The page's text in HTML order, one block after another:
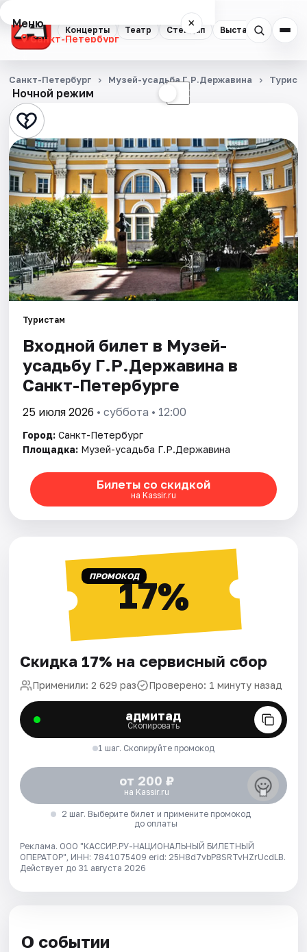
Концерты Театр Стендап Выставки
Меню ×
Санкт-Петербург
Концерты
Театр
Стендап
Выставки
Квесты
Экскурсии
Спорт
События
Города
Площадки
Артисты
Рейтинги
Ночной режим ☾
Санкт-Петербург Музей-усадьба Г.Р.Державина
Туристам
Входной билет в Музей-
усадьбу Г.Р.Державина в
Санкт-Петербурге
25 июля 2026 • суббота • 12:00
Город: Санкт-Петербург
Площадка: Музей-усадьба Г.Р.Державина
Билеты со скидкой
на Kassir.ru
ПРОМОКОД17%
Скидка 17% на сервисный сбор
Применили: 2 629 раз Проверено: 1 минуту назад
адмитад
Скопировать
1 шаг. Скопируйте промокод
от 200 ₽
на Kassir.ru
2 шаг. Выберите билет и примените промокод
до оплаты
Реклама. ООО "КАССИР.РУ-НАЦИОНАЛЬНЫЙ БИЛЕТНЫЙ
ОПЕРАТОР", ИНН: 7841075409 erid: 25H8d7vbP8SRTvHZrUcdLB.
Действует до 31 августа 2026
О событии